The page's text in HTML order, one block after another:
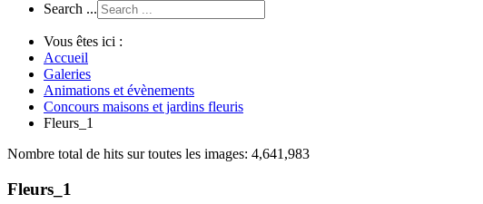
Search ...
Vous êtes ici :
Accueil
Galeries
Animations et évènements
Concours maisons et jardins fleuris
Fleurs_1
Nombre total de hits sur toutes les images: 4,641,983
Fleurs_1